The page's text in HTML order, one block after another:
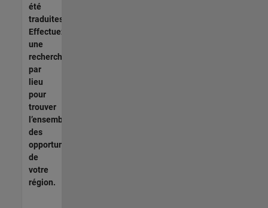
été
traduites.
Effectuez
une
recherche
par
lieu
pour
trouver
l’ensemble
des
opportunités
de
votre
région.